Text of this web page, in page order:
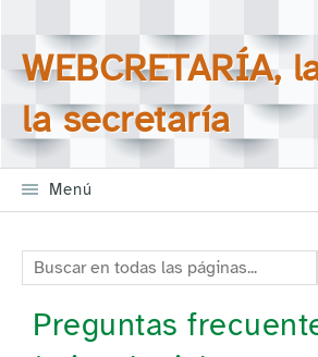
Saltar
WEBCRETARÍA,
la secretaría
Menú
Buscar en todas las páginas:
Preguntas